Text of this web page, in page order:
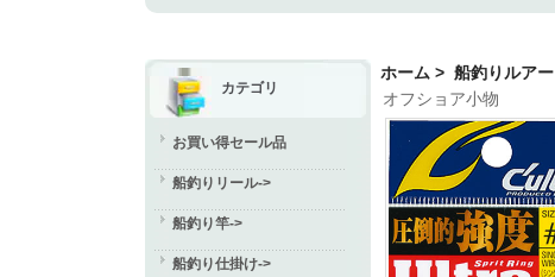
カテゴリ
お買い得セール品
船釣りリール->
船釣り竿->
船釣り仕掛け->
ホーム > 船釣りルアー
オフショア小物